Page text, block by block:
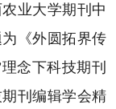
业大学期刊中
《外圆拓界传
念下科技期刊
刊编辑学会精